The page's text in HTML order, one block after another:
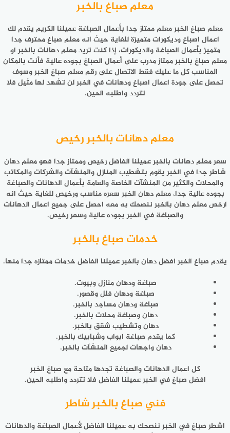
معلم صباغ بالخبر
معلم صباغ الخبر معلم ممتاز جدا بأعمال الصباغة عميلنا الكريم يقدم لك
اعمال اصباغ وديكورات متميزة للغاية حيث انه معلم صباغ محترف جدا
متميز بأعمال الصباغة والديكورات، إذا كنت تريد معلم دهانات بالخبر او
معلم صباغ بالخبر ممتاز مدرب على أعمال الصباغ بجوده عالية فأنت بالمكان
المناسب كل ما عليك فقط الاتصال على رقم معلم صباغ الخبر وسوف
تحصل على جودة اعمال اصباغ ودهانات في الخبر لن تشهد لها مثيل فلا
تتردد واطلبه الحين.
معلم دهانات بالخبر رخيص
سعرمعلم دهانات بالخبرعميلنا الفاضل رخيص وممتاز جدا فهو معلم دهان
شاطر جدا في الخبر يقوم بتشطيب المنازل والمنشآت والشركات والمكاتب
والمحلات والكثير من المنشآت الخاصة والعامة بأعمال الدهانات والصباغة
بجوده عالية جدا، معلم دهان الخبر سعره مناسب ورخيص للغاية حيث انه
ارخص معلم دهان بالخبر ننصحك به معه احصل على جميع اعمال الدهانات
والصباغة في الخبر بجوده عالية وسعر رخيص.
خدمات صباغ بالخبر
يقدم صباغ الخبر افضل دهان بالخبر عميلنا الفاضل خدمات ممتازه جدا منها.
صباغة ودهان منازل وبيوت.
صباغة ودهان فلل وقصور.
صباغة ودهان مساجد بالخبر.
دهان وصباغة محلات بالخبر.
دهان وتشطيب شقق بالخبر.
كما يقدم صباغة ابواب وشبابيك بالخبر.
دهان واجهات لجميع المنشآت بالخبر.
كل اعمال الدهانات والصباغة تجدها متاحة مع صباغ الخبر
افضل صباغ في الخبر عميلنا الفاضل فلا تتردد واطلبه الحين.
فني صباغ بالخبر شاطر
اشطر صباغ في الخبر ننصحك به عميلنا الفاضل لأعمال الصباغة والدهانات